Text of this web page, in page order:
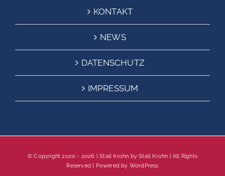
KONTAKT
NEWS
DATENSCHUTZ
IMPRESSUM
© Copyright 2020 - 2026 | Stall Krohn byStall Krohn | All Rights
Reserved | Powered by WordPress